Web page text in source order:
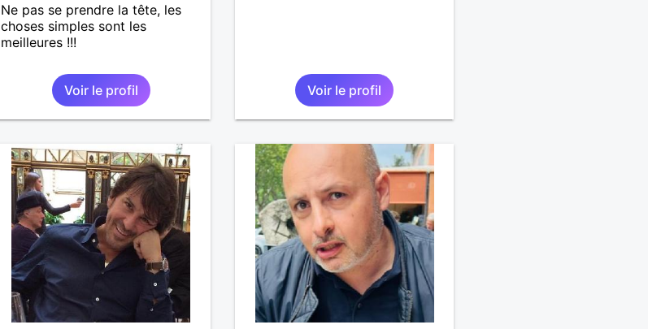
Ne pas se prendre la tête, les
choses simples sont les
meilleures !!!
Voir le profil Voir le profil